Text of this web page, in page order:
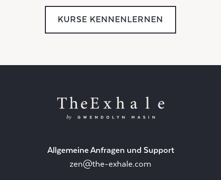
KURSE KENNENLERNEN
Allgemeine Anfragen und Support
zen@the-exhale.com